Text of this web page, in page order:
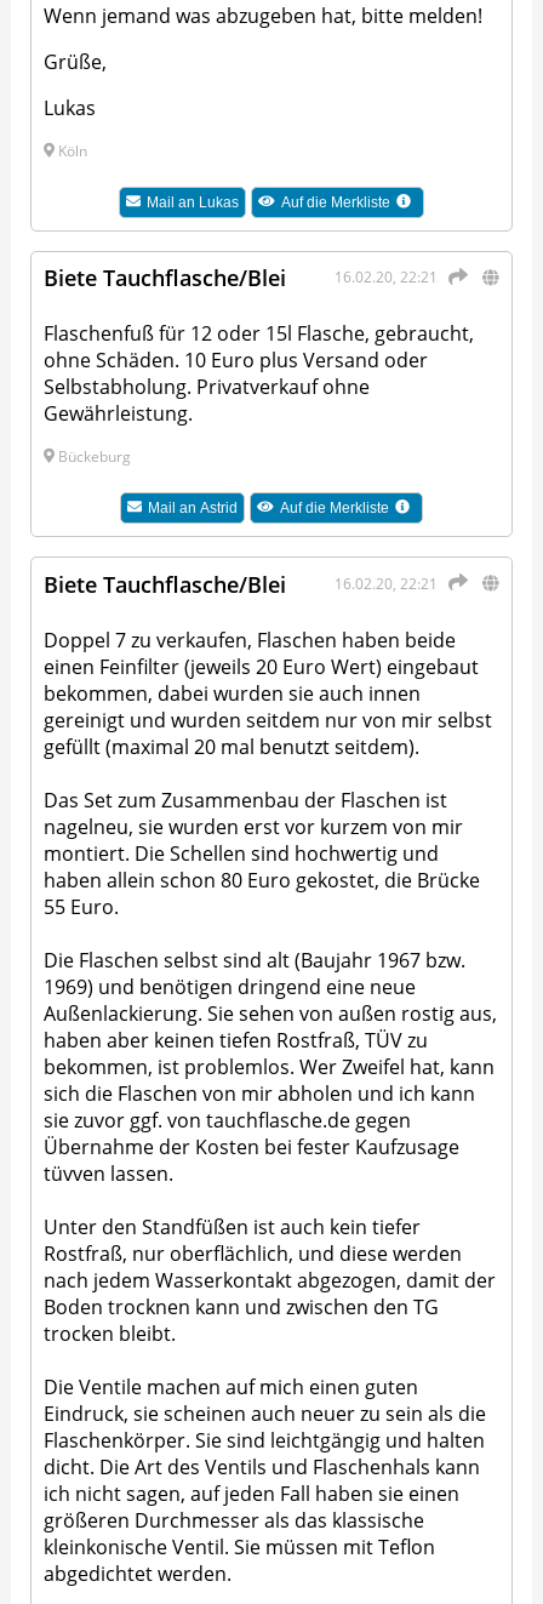
Wenn jemand was abzugeben hat, bitte melden!
Grüße,
Lukas
Köln
Mail an Lukas Auf die Merkliste
16.02.20, 22:21
Biete Tauchflasche/Blei
Flaschenfuß für 12 oder 15l Flasche, gebraucht,
ohne Schäden. 10 Euro plus Versand oder
Selbstabholung. Privatverkauf ohne
Gewährleistung.
Bückeburg
Mail an Astrid Auf die Merkliste
16.02.20, 22:21
Biete Tauchflasche/Blei
Doppel 7 zu verkaufen, Flaschen haben beide
einen Feinfilter (jeweils 20 Euro Wert) eingebaut
bekommen, dabei wurden sie auch innen
gereinigt und wurden seitdem nur von mir selbst
gefüllt (maximal 20 mal benutzt seitdem).
Das Set zum Zusammenbau der Flaschen ist
nagelneu, sie wurden erst vor kurzem von mir
montiert. Die Schellen sind hochwertig und
haben allein schon 80 Euro gekostet, die Brücke
55 Euro.
Die Flaschen selbst sind alt (Baujahr 1967 bzw.
1969) und benötigen dringend eine neue
Außenlackierung. Sie sehen von außen rostig aus,
haben aber keinen tiefen Rostfraß, TÜV zu
bekommen, ist problemlos. Wer Zweifel hat, kann
sich die Flaschen von mir abholen und ich kann
sie zuvor ggf. von tauchflasche.de gegen
Übernahme der Kosten bei fester Kaufzusage
tüvven lassen.
Unter den Standfüßen ist auch kein tiefer
Rostfraß, nur oberflächlich, und diese werden
nach jedem Wasserkontakt abgezogen, damit der
Boden trocknen kann und zwischen den TG
trocken bleibt.
Die Ventile machen auf mich einen guten
Eindruck, sie scheinen auch neuer zu sein als die
Flaschenkörper. Sie sind leichtgängig und halten
dicht. Die Art des Ventils und Flaschenhals kann
ich nicht sagen, auf jeden Fall haben sie einen
größeren Durchmesser als das klassische
kleinkonische Ventil. Sie müssen mit Teflon
abgedichtet werden.